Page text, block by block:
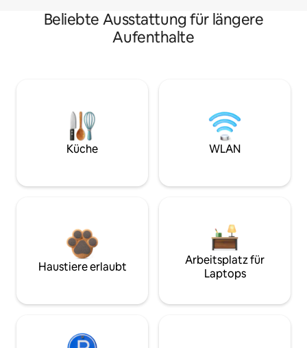
Beliebte Ausstattung für längere
Aufenthalte
Küche WLAN
Haustiere erlaubt
Arbeitsplatz für
Laptops